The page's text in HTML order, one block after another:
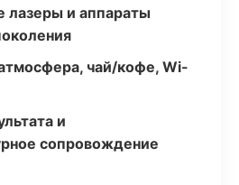
лазеры и аппараты
чай/кофе, Wi-
и
сопровождение